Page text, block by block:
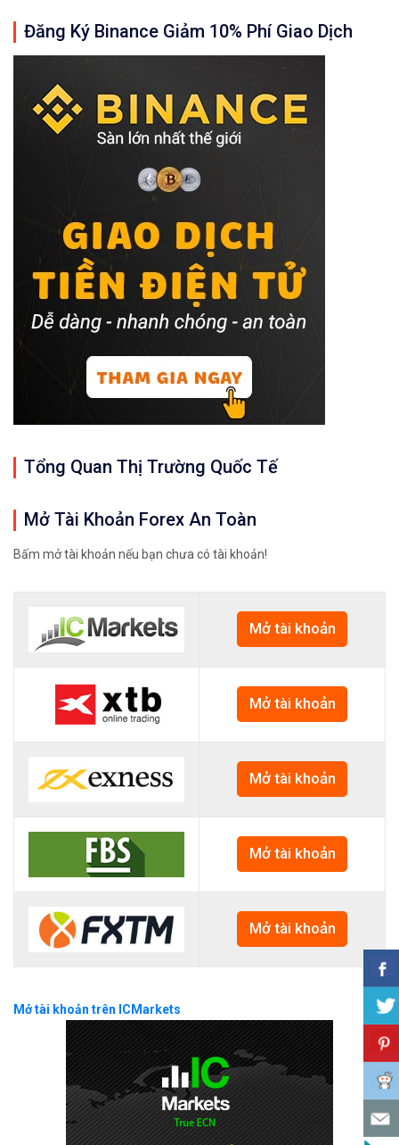
Đăng Ký Binance Giảm 10% Phí Giao Dịch
Tổng Quan Thị Trường Quốc Tế
Mở Tài Khoản Forex An Toàn
Bấm mở tài khoản nếu bạn chưa có tài khoản!
Mở tài khoản
Mở tài khoản
Mở tài khoản
Mở tài khoản
Mở tài khoản
Mở tài khoản trên ICMarkets